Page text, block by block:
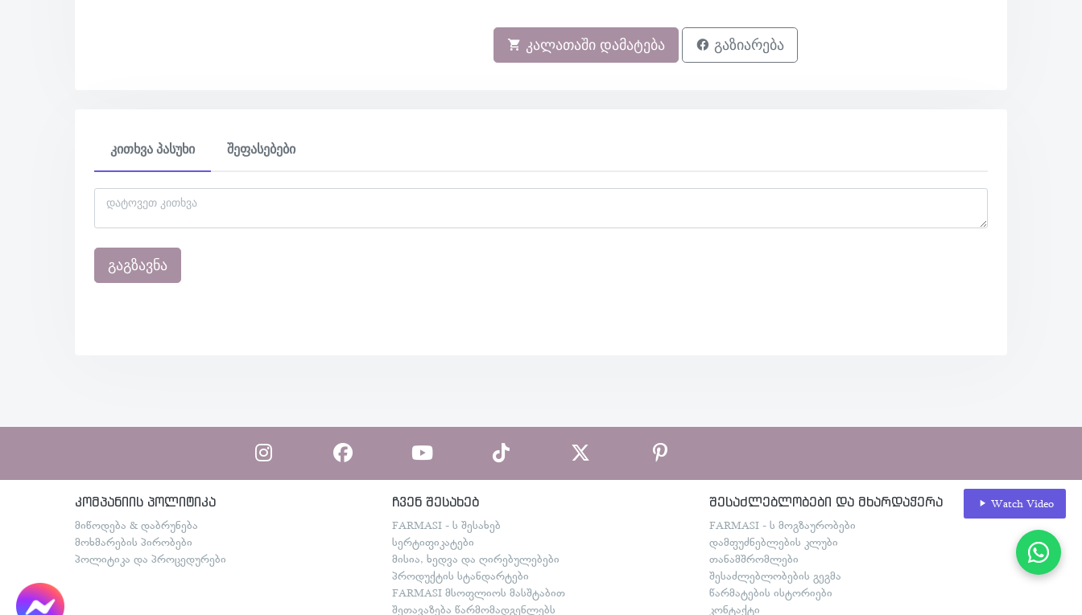
კალათაში დამატება გაზიარება
კითხვა პასუხი შეფასებები
გაგზავნა
კომპანიის პოლიტიკა
მიწოდება & დაბრუნება
მოხმარების პირობები
პოლიტიკა და პროცედურები
ჩვენ შესახებ
FARMASI - ს შესახებ
სერტიფიკატები
მისია, ხედვა და ღირებულებები
პროდუქტის სტანდარტები
FARMASI მსოფლიოს მასშტაბით
შეთავაზება წარმომადგენლებს
შესაძლებლობები და მხარდაჭერა
FARMASI - ს მოგზაურობები
დამფუძნებლების კლუბი
თანამშრომლები
შესაძლებლობების გეგმა
წარმატების ისტორიები
კონტაქტი
Watch Video